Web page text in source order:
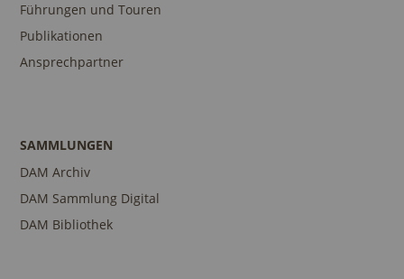
Führungen und Touren
Publikationen
Ansprechpartner
SAMMLUNGEN
DAM Archiv
DAM Sammlung Digital
DAM Bibliothek